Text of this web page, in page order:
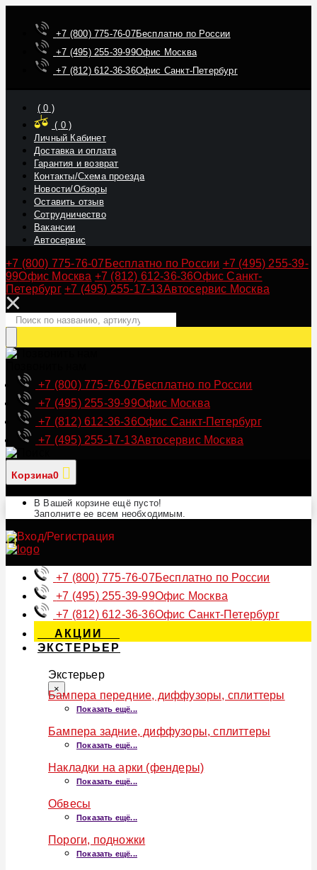
+7 (800) 775-76-07Бесплатно по России
+7 (495) 255-39-99Офис Москва
+7 (812) 612-36-36Офис Санкт-Петербург
(0 )
( 0)
Личный Кабинет
Доставка и оплата
Гарантия и возврат
Контакты/Схема проезда
Новости/Обзоры
Оставить отзыв
Сотрудничество
Вакансии
Автосервис
+7 (800) 775-76-07 Бесплатно по России +7 (495) 255-39-
99Офис Москва +7 (812) 612-36-36Офис Санкт-
Петербург +7 (495) 255-17-13Автосервис Москва
+7 (800) 775-76-07Бесплатно по России
+7 (495) 255-39-99Офис Москва
+7 (812) 612-36-36Офис Санкт-Петербург
+7 (495) 255-17-13Автосервис Москва
Корзина0
В Вашей корзине ещё пусто!
Заполните ее всем необходимым.
+7 (800) 775-76-07Бесплатно по России
+7 (495) 255-39-99Офис Москва
+7 (812) 612-36-36Офис Санкт-Петербург
АКЦИИ
ЭКСТЕРЬЕР
Экстерьер
×
Бампера передние, диффузоры, сплиттеры
Показать ещё...
Бампера задние, диффузоры, сплиттеры
Показать ещё...
Накладки на арки (фендеры)
Показать ещё...
Обвесы
Показать ещё...
Пороги, подножки
Показать ещё...